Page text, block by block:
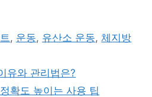
, 운동, 유산소 운동,체지방
유와 관리법은?
확도 높이는 사용 팁